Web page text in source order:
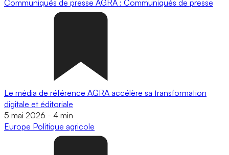
Communiqués de presse AGRA : Communiqués de presse
Le média de référence AGRA accélère sa transformation
digitale et éditoriale
5 mai 2026 - 4 min
Europe Politique agricole